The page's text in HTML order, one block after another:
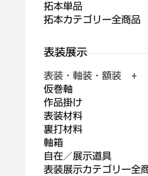
拓本単品
拓本カテゴリー全商品
表装・軸装・額装 +
仮巻軸
作品掛け
表装材料
裏打材料
軸箱
自在／展示道具
表装展示カテゴリー全